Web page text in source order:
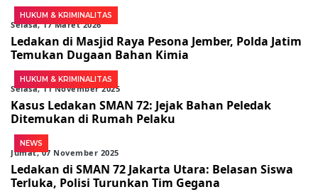
HUKUM & KRIMINALITAS
Selasa, 17 Maret 2026
Ledakan di Masjid Raya Pesona Jember, Polda Jatim
Temukan Dugaan Bahan Kimia
HUKUM & KRIMINALITAS
Selasa, 11 November 2025
Kasus Ledakan SMAN 72: Jejak Bahan Peledak
Ditemukan di Rumah Pelaku
NEWS
Jumat, 07 November 2025
Ledakan di SMAN 72 Jakarta Utara: Belasan Siswa
Terluka, Polisi Turunkan Tim Gegana